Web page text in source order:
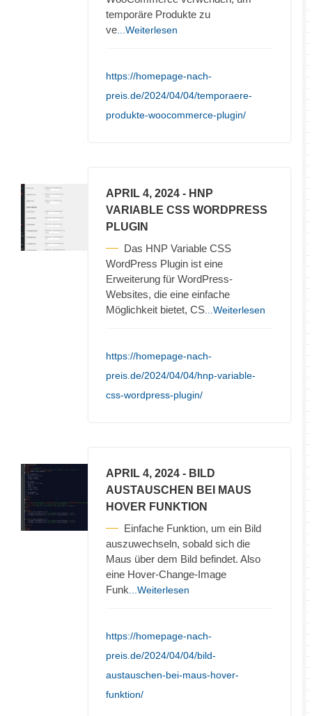
temporäre Produkte zu
ve ...Weiterlesen
https://homepage-nach-
preis.de/2024/04/04/temporaere-
produkte-woocommerce-plugin/
APRIL 4, 2024 - HNP
VARIABLE CSS WORDPRESS
PLUGIN
Das HNP Variable CSS
WordPress Plugin ist eine
Erweiterung für WordPress-
Websites, die eine einfache
Möglichkeit bietet, CS ...Weiterlesen
https://homepage-nach-
preis.de/2024/04/04/hnp-variable-
css-wordpress-plugin/
APRIL 4, 2024 - BILD
AUSTAUSCHEN BEI MAUS
HOVER FUNKTION
Einfache Funktion, um ein Bild
auszuwechseln, sobald sich die
Maus über dem Bild befindet. Also
eine Hover-Change-Image
Funk ...Weiterlesen
https://homepage-nach-
preis.de/2024/04/04/bild-
austauschen-bei-maus-hover-
funktion/